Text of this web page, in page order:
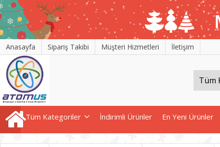
Anasayfa Sipariş Takibi Müşteri Hizmetleri İletişim
Tüm Kategoriler İndirimli Ürünler En Yeni Ürünler